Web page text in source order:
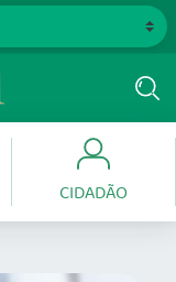
CIDADÃO